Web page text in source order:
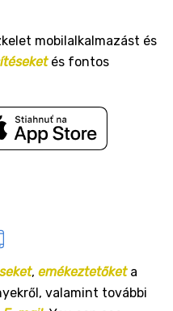
mobilalkalmazást és
és fontos
, emékeztetőketa
valamint további